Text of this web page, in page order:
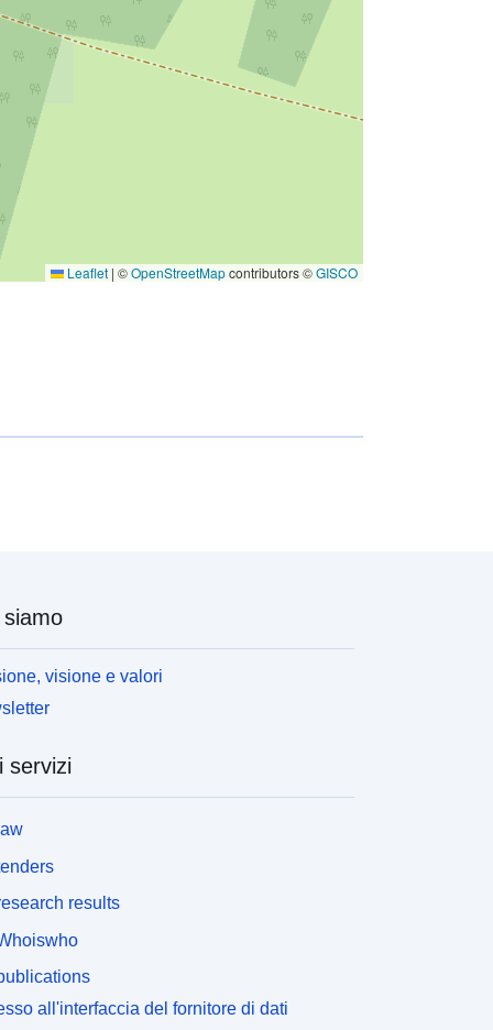
Leaflet | ©OpenStreetMapcontributors ©GISCO
siamo
visione e valori
servizi
results
all'interfaccia del fornitore di dati